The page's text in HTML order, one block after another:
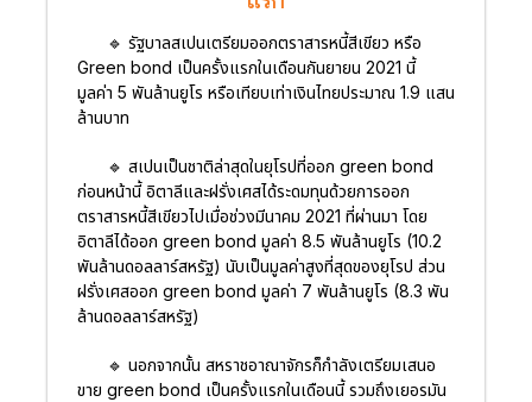
🔹 รัฐบาลสเปนเตรียมออกตราสารหนี้สีเขียว หรือ
Green bond เป็นครั้งแรกในเดือนกันยายน 2021 นี้
มูลค่า 5 พันล้านยูโร หรือเทียบเท่าเงินไทยประมาณ 1.9 แสน
ล้านบาท
🔹 สเปนเป็นชาติล่าสุดในยุโรปที่ออก green bond
ก่อนหน้านี้ อิตาลีและฝรั่งเศสได้ระดมทุนด้วยการออก
ตราสารหนี้สีเขียวไปเมื่อช่วงมีนาคม 2021 ที่ผ่านมา โดย
อิตาลีได้ออก green bond มูลค่า 8.5 พันล้านยูโร (10.2
พันล้านดอลลาร์สหรัฐ) นับเป็นมูลค่าสูงที่สุดของยุโรป ส่วน
ฝรั่งเศสออก green bond มูลค่า 7 พันล้านยูโร (8.3 พัน
ล้านดอลลาร์สหรัฐ)
🔹 นอกจากนั้น สหราชอาณาจักรก็กำลังเตรียมเสนอ
ขาย green bond เป็นครั้งแรกในเดือนนี้ รวมถึงเยอรมัน